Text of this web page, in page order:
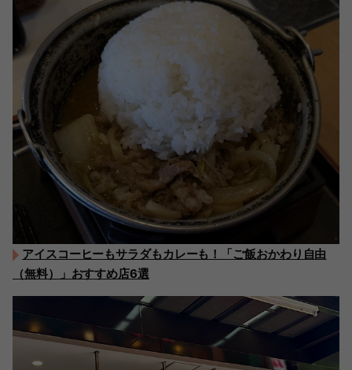
アイスコーヒーもサラダもカレーも！「ご飯おかわり自由
（無料）」おすすめ店6選